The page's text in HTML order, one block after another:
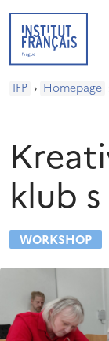
IFP › Homepage
klub
WORKSHOP